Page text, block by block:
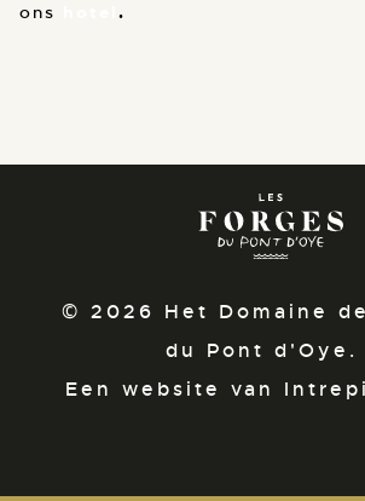
ons
.
© 2026 Het Domaine
du Pont d'Oye.
Een website van